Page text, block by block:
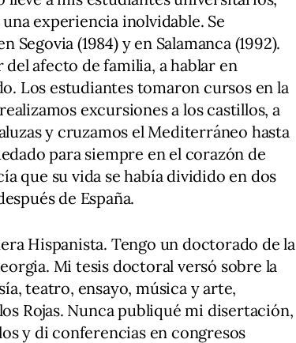
experiencia inolvidable. Se
(1984) y en Salamanca (1992).
afecto de familia, a hablar en
Los estudiantes tomaron cursos en la
excursiones a los castillos, a
y cruzamos el Mediterráneo hasta
para siempre en el corazón de
que su vida se había dividido en dos
de España.
Hispanista. Tengo un doctorado de la
Mi tesis doctoral versó sobre la
teatro, ensayo, música y arte,
Rojas. Nunca publiqué mi disertación,
y di conferencias en congresos